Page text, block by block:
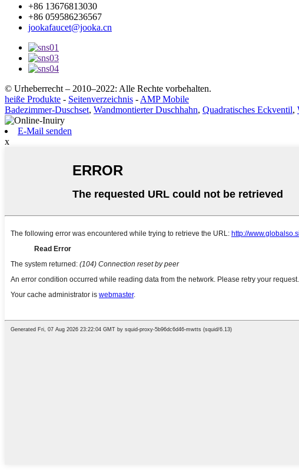
+86 13676813030
+86 059586236567
jookafaucet@jooka.cn
© Urheberrecht – 2010–2022: Alle Rechte vorbehalten.
heiße Produkte - Seitenverzeichnis - AMP Mobile
Badezimmer-Duschset, Wandmontierter Duschhahn, Quadratisches Eckventil,
E-Mail senden
x